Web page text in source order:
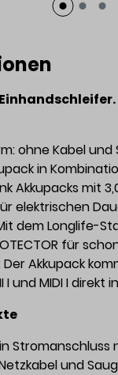
ohne Kabel
in
Akkupacks mit
elektrischen
dem Longlife-
für
Akkupack
I und MIDI I
und